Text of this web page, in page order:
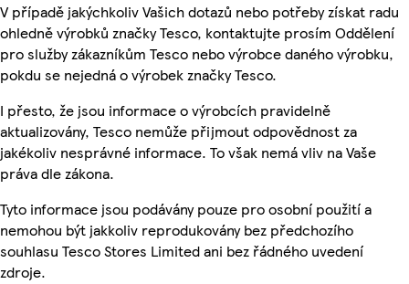
V případě jakýchkoliv Vašich dotazů nebo potřeby získat radu
ohledně výrobků značky Tesco, kontaktujte prosím Oddělení
pro služby zákazníkům Tesco nebo výrobce daného výrobku,
pokdu se nejedná o výrobek značky Tesco.
I přesto, že jsou informace o výrobcích pravidelně
aktualizovány, Tesco nemůže přijmout odpovědnost za
jakékoliv nesprávné informace. To však nemá vliv na Vaše
práva dle zákona.
Tyto informace jsou podávány pouze pro osobní použití a
nemohou být jakkoliv reprodukovány bez předchozího
souhlasu Tesco Stores Limited ani bez řádného uvedení
zdroje.